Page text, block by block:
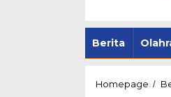
Berita
Homepage /